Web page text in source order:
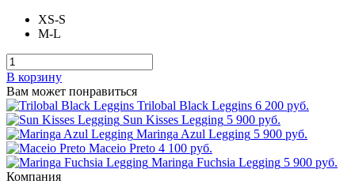
XS-S
M-L
В корзину
Вам может понравиться
Trilobal Black Leggins 6 200 руб.
Sun Kisses Legging 5 900 руб.
Maringa Azul Legging 5 900 руб.
Maceio Preto 4 100 руб.
Maringa Fuchsia Legging 5 900 руб.
Компания